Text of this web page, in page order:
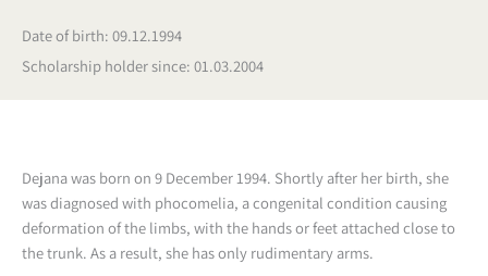
Date of birth: 09.12.1994
Scholarship holder since: 01.03.2004
Dejana was born on 9 December 1994. Shortly after her birth, she
was diagnosed with phocomelia, a congenital condition causing
deformation of the limbs, with the hands or feet attached close to
the trunk. As a result, she has only rudimentary arms.